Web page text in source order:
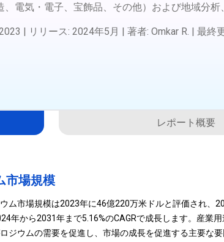
電気・電子、宝飾品、その他）および地域分析、
リリース: 2024年5月 著者: Omkar R. 最終
レポート概要
市場規模
ム市場規模は2023年に46億220万米ドルと評価され、
年から2031年まで5.16%のCAGRで成長します。産業
ジウムの需要を促進し、市場の成長を促進する主要な要